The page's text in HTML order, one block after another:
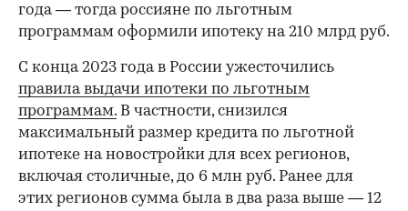
года — тогда россияне по льготным
программам оформили ипотеку на 210 млрд руб.
С конца 2023 года в России ужесточились
правила выдачи ипотеки по льготным
программам. В частности, снизился
максимальный размер кредита по льготной
ипотеке на новостройки для всех регионов,
включая столичные, до 6 млн руб. Ранее для
этих регионов сумма была в два раза выше — 12